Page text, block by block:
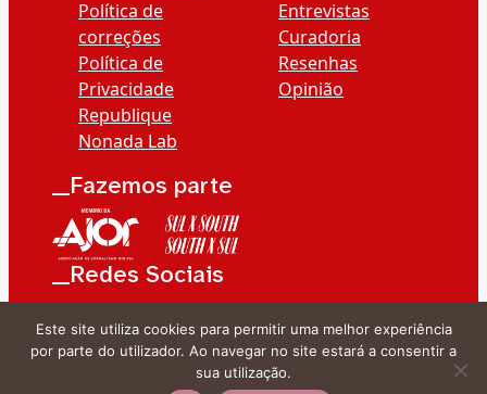
Política de
correções
Política de
Privacidade
Republique
Nonada Lab
Entrevistas
Curadoria
Resenhas
Opinião
__Fazemos parte
__Redes Sociais
Este site utiliza cookies para permitir uma melhor experiência
por parte do utilizador. Ao navegar no site estará a consentir a
sua utilização.